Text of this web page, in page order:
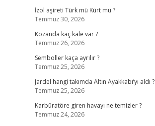
İzol aşireti Türk mü Kürt mü ?
Temmuz 30, 2026
Kozanda kaç kale var ?
Temmuz 26, 2026
Semboller kaça ayrılır ?
Temmuz 25, 2026
Jardel hangi takımda Altın Ayakkabı’yı aldı ?
Temmuz 25, 2026
Karbüratöre giren havayı ne temizler ?
Temmuz 24, 2026